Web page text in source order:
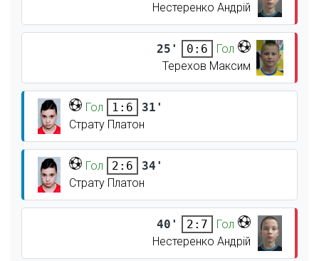
Нестеренко Андрій
25' 0:6
Гол
Терехов Максим
Гол 1:6
31'
Страту Платон
Гол 2:6
34'
Страту Платон
40' 2:7
Гол
Нестеренко Андрій